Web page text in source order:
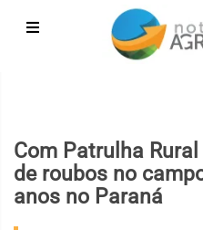
Com Patrulha
de roubos no
anos no Paraná